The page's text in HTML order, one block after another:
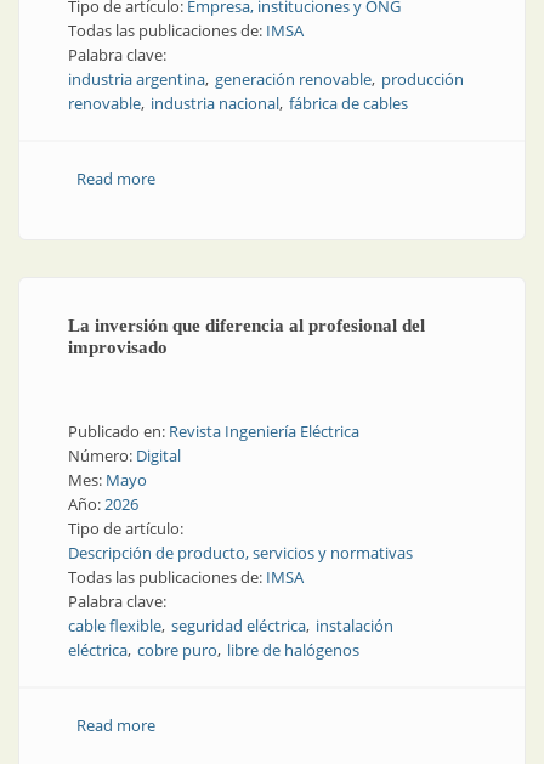
Tipo de artículo: Empresa, instituciones y ONG
Todas las publicaciones de: IMSA
Palabra clave:
industria argentina generación renovable producción
renovable industria nacional fábrica de cables
Read moreabout Producción nacional con energías renovables
La inversión que diferencia al profesional del
improvisado
Publicado en: Revista Ingeniería Eléctrica
Número: Digital
Mes: Mayo
Año:2026
Tipo de artículo:
Descripción de producto, servicios y normativas
Todas las publicaciones de: IMSA
Palabra clave:
cable flexible seguridad eléctrica instalación
eléctrica cobre puro libre de halógenos
Read moreabout La inversión que diferencia al profesional del